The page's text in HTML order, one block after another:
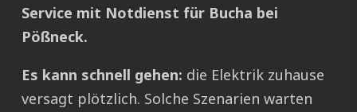
Service mit Notdienst für Bucha bei
Pößneck.
Es kann schnell gehen: die Elektrik zuhause
versagt plötzlich. Solche Szenarien warten